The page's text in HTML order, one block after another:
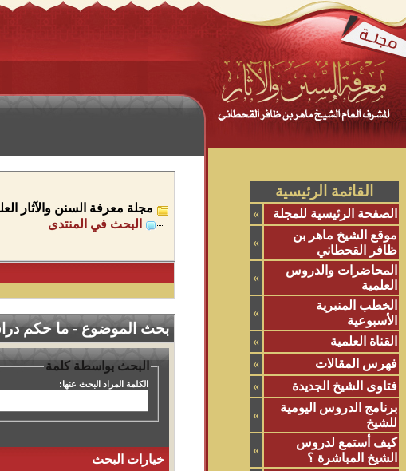
القائمة الرئيسية
الصفحة الرئيسية للمجلة
»
موقع الشيخ ماهر بن
ظافر القحطاني
»
المحاضرات والدروس
العلمية
»
الخطب المنبرية
الأسبوعية
»
القناة العلمية
»
فهرس المقالات
»
فتاوى الشيخ الجديدة
»
برنامج الدروس اليومية
للشيخ
»
كيف أستمع لدروس
الشيخ المباشرة ؟
»
مجلة معرفة السنن والآثار
البحث في المنتدى
بحث الموضوع -ما حكم
البحث بواسطة كلمة
الكلمة المراد البحث عنها:
خيارات البحث